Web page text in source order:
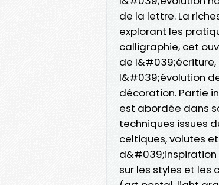
de la lettre. La
explorant les
calligraphie, cet
de
l&#039;évolution
décoration. Partie
est abordée dans
techniques issues
celtiques, volutes
d&#039;inspiration
sur les styles et les